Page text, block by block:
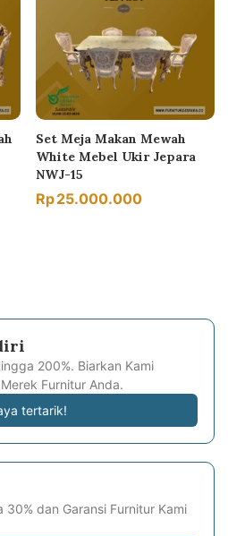
Set Meja Makan Mewah
White Mebel Ukir Jepara
NWJ-15
Rp25.000.000
200%. Biarkan Kami
Furnitur Anda.
tertarik!
dan Garansi Furnitur Kami